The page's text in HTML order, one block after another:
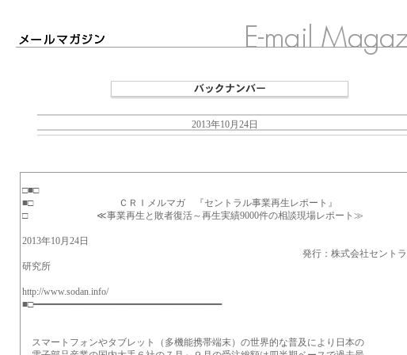
2013年10月24日
□■□
■□ ＣＲＩメルマガ 『セントラル事業再生レポート』
□ ≪事業再生と敗者復活～再生実績9000件の相談現場レポート≫
2013年10月24日
発行：株式会社セントラル
研究所
http://www.sodan.info/
■□━━━━━━━━━━━━━━━━━━━━━━━━━━━━━━━━━━
スマートフォンやタブレット（多機能携帯端末）の世界的な普及により日本の